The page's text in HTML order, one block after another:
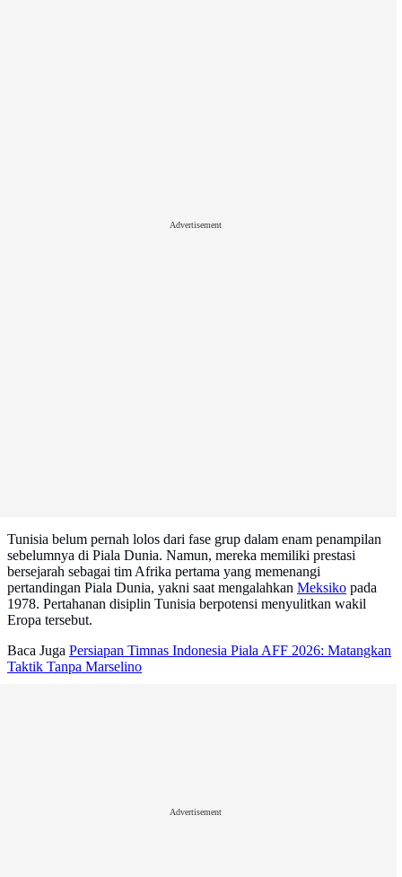
Advertisement
Tunisia belum pernah lolos dari fase grup dalam enam penampilan
sebelumnya di Piala Dunia. Namun, mereka memiliki prestasi
bersejarah sebagai tim Afrika pertama yang memenangi
pertandingan Piala Dunia, yakni saat mengalahkan Meksiko pada
1978. Pertahanan disiplin Tunisia berpotensi menyulitkan wakil
Eropa tersebut.
Baca Juga Persiapan Timnas Indonesia Piala AFF 2026: Matangkan
Taktik Tanpa Marselino
Advertisement